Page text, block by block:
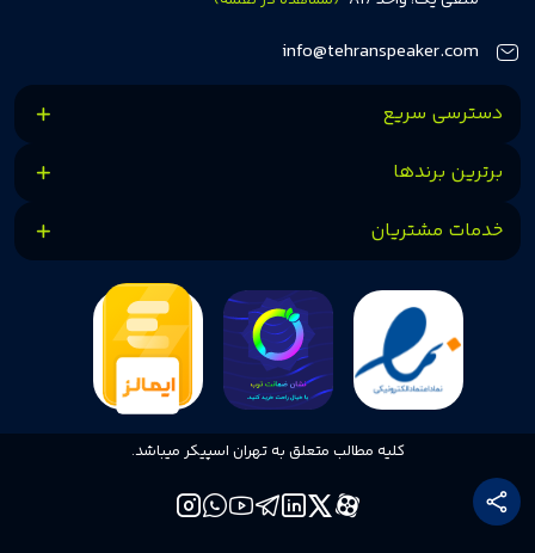
کنیم.info@tehranspeaker.com
دسترسی سریع
برترین برندها
خدمات مشتریان
کلیه مطالب متعلق به تهران اسپیکر میباشد.